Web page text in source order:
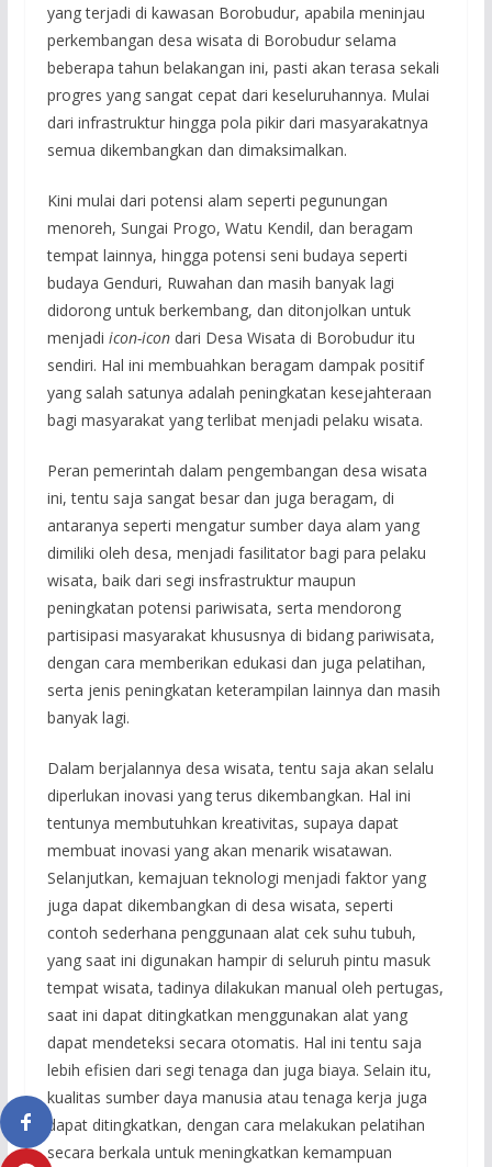
yang terjadi di kawasan Borobudur, apabila meninjau
perkembangan desa wisata di Borobudur selama
beberapa tahun belakangan ini, pasti akan terasa sekali
progres yang sangat cepat dari keseluruhannya. Mulai
dari infrastruktur hingga pola pikir dari masyarakatnya
semua dikembangkan dan dimaksimalkan.
Kini mulai dari potensi alam seperti pegunungan
menoreh, Sungai Progo, Watu Kendil, dan beragam
tempat lainnya, hingga potensi seni budaya seperti
budaya Genduri, Ruwahan dan masih banyak lagi
didorong untuk berkembang, dan ditonjolkan untuk
menjadi icon-icondari Desa Wisata di Borobudur itu
sendiri. Hal ini membuahkan beragam dampak positif
yang salah satunya adalah peningkatan kesejahteraan
bagi masyarakat yang terlibat menjadi pelaku wisata.
Peran pemerintah dalam pengembangan desa wisata
ini, tentu saja sangat besar dan juga beragam, di
antaranya seperti mengatur sumber daya alam yang
dimiliki oleh desa, menjadi fasilitator bagi para pelaku
wisata, baik dari segi insfrastruktur maupun
peningkatan potensi pariwisata, serta mendorong
partisipasi masyarakat khususnya di bidang pariwisata,
dengan cara memberikan edukasi dan juga pelatihan,
serta jenis peningkatan keterampilan lainnya dan masih
banyak lagi.
Dalam berjalannya desa wisata, tentu saja akan selalu
diperlukan inovasi yang terus dikembangkan. Hal ini
tentunya membutuhkan kreativitas, supaya dapat
membuat inovasi yang akan menarik wisatawan.
Selanjutkan, kemajuan teknologi menjadi faktor yang
juga dapat dikembangkan di desa wisata, seperti
contoh sederhana penggunaan alat cek suhu tubuh,
yang saat ini digunakan hampir di seluruh pintu masuk
tempat wisata, tadinya dilakukan manual oleh pertugas,
saat ini dapat ditingkatkan menggunakan alat yang
dapat mendeteksi secara otomatis. Hal ini tentu saja
lebih efisien dari segi tenaga dan juga biaya. Selain itu,
kualitas sumber daya manusia atau tenaga kerja juga
dapat ditingkatkan, dengan cara melakukan pelatihan
secara berkala untuk meningkatkan kemampuan